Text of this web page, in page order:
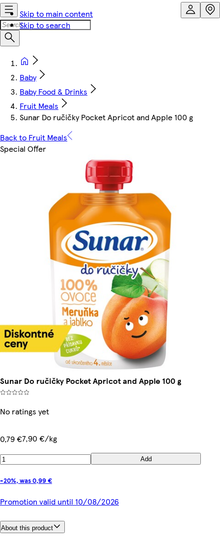
Skip to main content
Skip to search
Baby
Baby Food & Drinks
Fruit Meals
Sunar Do ručičky Pocket Apricot and Apple 100 g
Back to Fruit Meals
Special Offer
Sunar Do ručičky Pocket Apricot and Apple 100 g
No ratings yet
0,79 €7,90 €/kg
Add
-20%, was 0,99 €
Promotion valid until 10/08/2026
About this product